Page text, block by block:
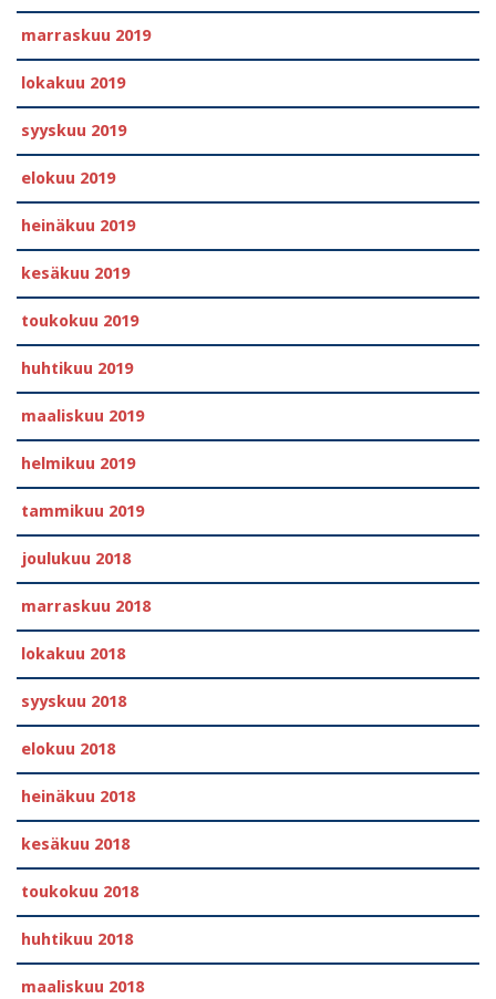
marraskuu 2019
lokakuu 2019
syyskuu 2019
elokuu 2019
heinäkuu 2019
kesäkuu 2019
toukokuu 2019
huhtikuu 2019
maaliskuu 2019
helmikuu 2019
tammikuu 2019
joulukuu 2018
marraskuu 2018
lokakuu 2018
syyskuu 2018
elokuu 2018
heinäkuu 2018
kesäkuu 2018
toukokuu 2018
huhtikuu 2018
maaliskuu 2018